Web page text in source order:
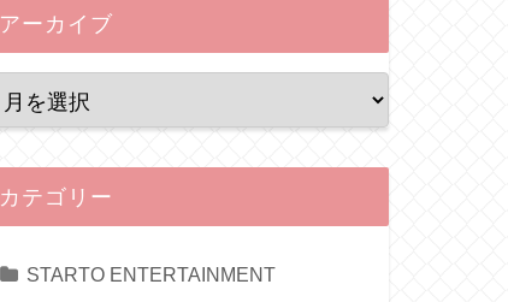
アーカイブ
カテゴリー
STARTO ENTERTAINMENT